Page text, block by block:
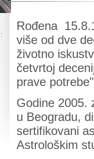
Rođena
više od dve
životno
četvrtoj
prave
Godine 2005.
u Beogradu,
sertifikovani
Astrološkim